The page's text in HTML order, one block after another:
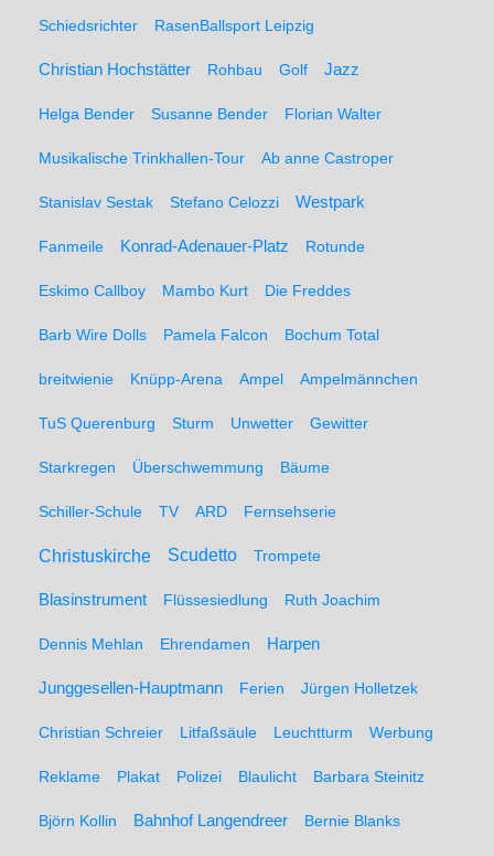
Schiedsrichter RasenBallsport Leipzig
Christian Hochstätter Rohbau Golf Jazz
Helga Bender Susanne Bender Florian Walter
Musikalische Trinkhallen-Tour Ab anne Castroper
Stanislav Sestak Stefano Celozzi Westpark
Fanmeile Konrad-Adenauer-Platz Rotunde
Eskimo Callboy Mambo Kurt Die Freddes
Barb Wire Dolls Pamela Falcon Bochum Total
breitwienie Knüpp-Arena Ampel Ampelmännchen
TuS Querenburg Sturm Unwetter Gewitter
Starkregen Überschwemmung Bäume
Schiller-Schule TV ARD Fernsehserie
Christuskirche Scudetto Trompete
Blasinstrument Flüssesiedlung Ruth Joachim
Dennis Mehlan Ehrendamen Harpen
Junggesellen-Hauptmann Ferien Jürgen Holletzek
Christian Schreier Litfaßsäule Leuchtturm Werbung
Reklame Plakat Polizei Blaulicht Barbara Steinitz
Björn Kollin Bahnhof Langendreer Bernie Blanks